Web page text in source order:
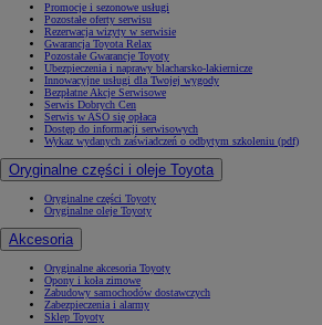
Promocje i sezonowe usługi
Pozostałe oferty serwisu
Rezerwacja wizyty w serwisie
Gwarancja Toyota Relax
Pozostałe Gwarancje Toyoty
Ubezpieczenia i naprawy blacharsko-lakiernicze
Innowacyjne usługi dla Twojej wygody
Bezpłatne Akcje Serwisowe
Serwis Dobrych Cen
Serwis w ASO się opłaca
Dostęp do informacji serwisowych
Wykaz wydanych zaświadczeń o odbytym szkoleniu (pdf)
Oryginalne części i oleje Toyota
Oryginalne części Toyoty
Oryginalne oleje Toyoty
Akcesoria
Oryginalne akcesoria Toyoty
Opony i koła zimowe
Zabudowy samochodów dostawczych
Zabezpieczenia i alarmy
Sklep Toyoty